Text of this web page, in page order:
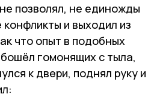
позволял, не единожды
и выходил из
что опыт в подобных
гомонящих с тыла,
к двери, поднял руку и